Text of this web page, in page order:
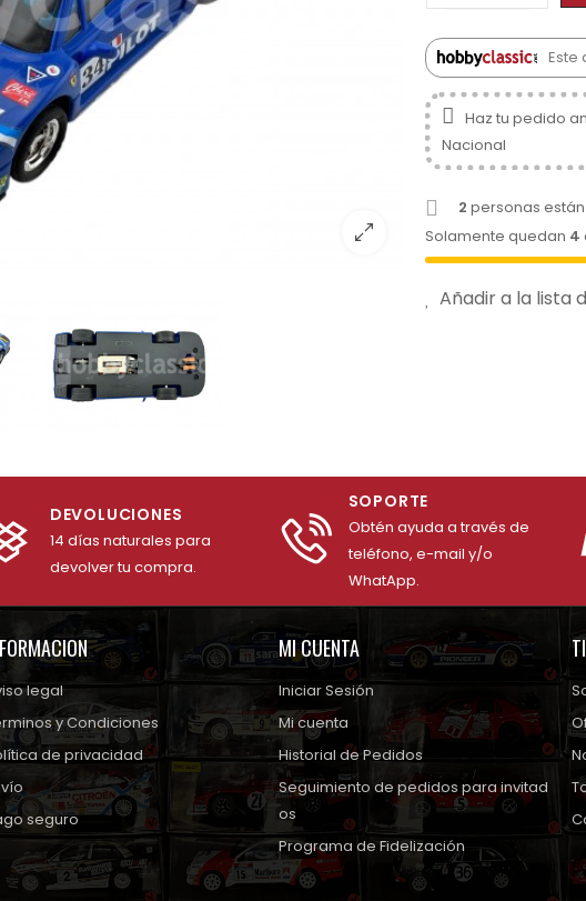
Este
Haz tu pedido
Nacional
2 personas
Solamente quedan 4
Añadir a la lista
DEVOLUCIONES
14 días naturales para
devolver tu compra.
SOPORTE
Obtén ayuda a través de
teléfono, e-mail y/o
WhatApp.
legal
y Condiciones
de privacidad
seguro
MI CUENTA
Iniciar Sesión
Mi cuenta
Historial de Pedidos
Seguimiento de pedidos para invitad
os
Programa de Fidelización